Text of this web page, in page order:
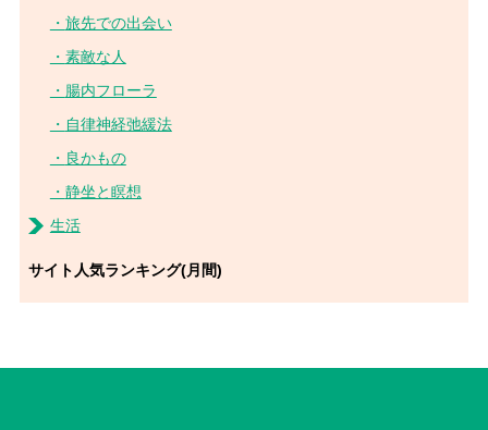
旅先での出会い
素敵な人
腸内フローラ
自律神経弛緩法
良かもの
静坐と瞑想
生活
サイト人気ランキング(月間)